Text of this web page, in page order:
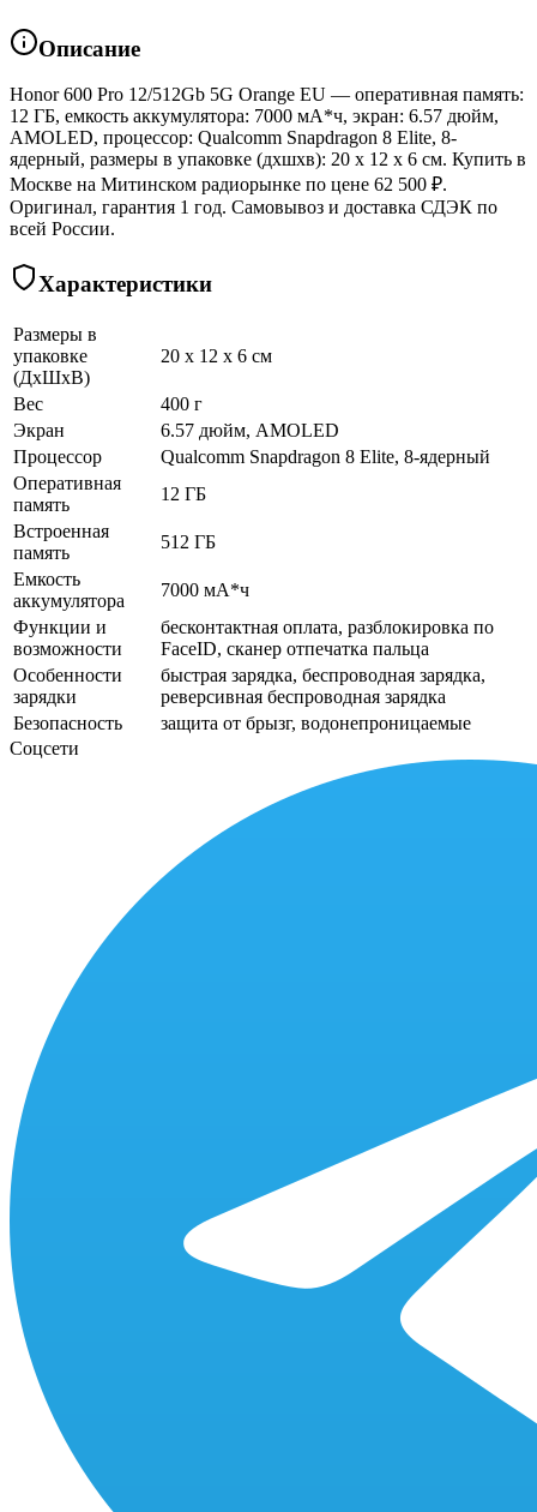
Описание
Honor 600 Pro 12/512Gb 5G Orange EU — оперативная память:
12 ГБ, емкость аккумулятора: 7000 мА*ч, экран: 6.57 дюйм,
AMOLED, процессор: Qualcomm Snapdragon 8 Elite, 8-
ядерный, размеры в упаковке (дхшхв): 20 x 12 x 6 см. Купить в
Москве на Митинском радиорынке по цене 62 500 ₽.
Оригинал, гарантия 1 год. Самовывоз и доставка СДЭК по
всей России.
Характеристики
Размеры в
упаковке
(ДхШхВ)
20 x 12 x 6 см
Вес
400 г
Экран
6.57 дюйм, AMOLED
Процессор
Qualcomm Snapdragon 8 Elite, 8-ядерный
Оперативная
память
12 ГБ
Встроенная
память
512 ГБ
Емкость
аккумулятора
7000 мА*ч
Функции и
возможности
бесконтактная оплата, разблокировка по
FaceID, сканер отпечатка пальца
Особенности
зарядки
быстрая зарядка, беспроводная зарядка,
реверсивная беспроводная зарядка
Безопасность
защита от брызг, водонепроницаемые
Соцсети